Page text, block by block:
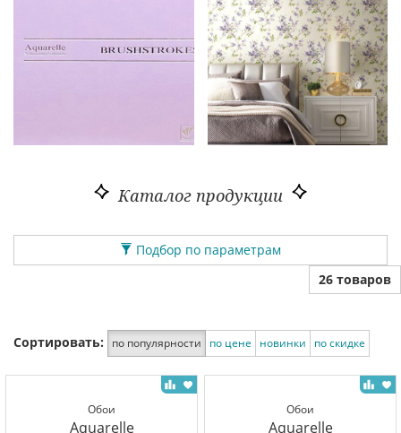
Каталог продукции
Подбор по параметрам
26 товаров
Сортировать: по популярности по цене новинки по скидке
Обои
Aquarelle
Обои
Aquarelle